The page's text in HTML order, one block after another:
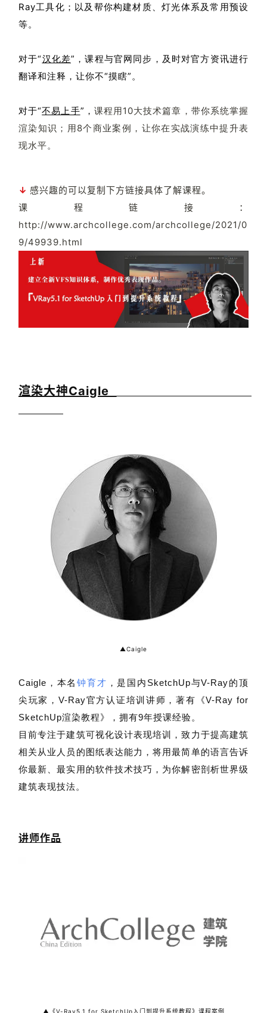
Ray工具化；以及帮你构建材质、灯光体系及常用预设
等。
对于“汉化差”，课程与官网同步，及时对官方资讯进行
翻译和注释，让你不“摸瞎”。
对于“不易上手”， 课程用10大技术篇章，带你系统掌握
渲染知识； 用8个商业案例，让你在实战演练中提升表
现水平。
↓ 感兴趣的可以复制下方链接具体了解课程。
课程链接：
http://www.archcollege.com/archcollege/2021/0
9/49939.html
渲染大神Caigle
▲Caigle
Caigle ，本名钟育才 ，是国内SketchUp与V-Ray的顶
尖玩家，V-Ray官方认证培训讲师，著有《V-Ray for
SketchUp渲染教程》，拥有9年授课经验。
目前专注于建筑可视化设计表现培训，致力于提高建筑
相关从业人员的图纸表达能力，将用最简单的语言告诉
你最新、最实用的软件技术技巧，为你解密剖析世界级
建筑表现技法。
讲师作品
▲ 《V-Ray5.1 for SketchUp入门到提升系统教程》课程案例